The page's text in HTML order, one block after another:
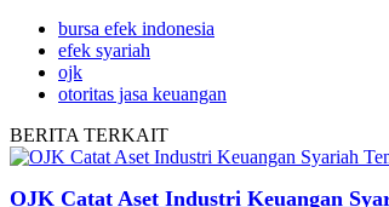
bursa efek indonesia
efek syariah
ojk
otoritas jasa keuangan
BERITA TERKAIT
OJK Catat Aset Industri Keuangan